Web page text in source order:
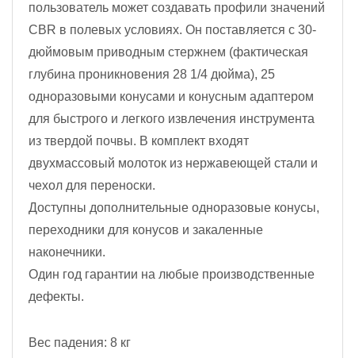
пользователь может создавать профили значений
CBR в полевых условиях. Он поставляется с 30-
дюймовым приводным стержнем (фактическая
глубина проникновения 28 1/4 дюйма), 25
одноразовыми конусами и конусным адаптером
для быстрого и легкого извлечения инструмента
из твердой почвы. В комплект входят
двухмассовый молоток из нержавеющей стали и
чехол для переноски.
Доступны дополнительные одноразовые конусы,
переходники для конусов и закаленные
наконечники.
Один год гарантии на любые производственные
дефекты.
Вес падения: 8 кг